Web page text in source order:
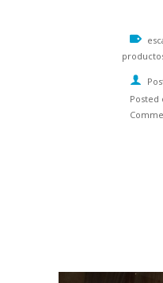
Posted